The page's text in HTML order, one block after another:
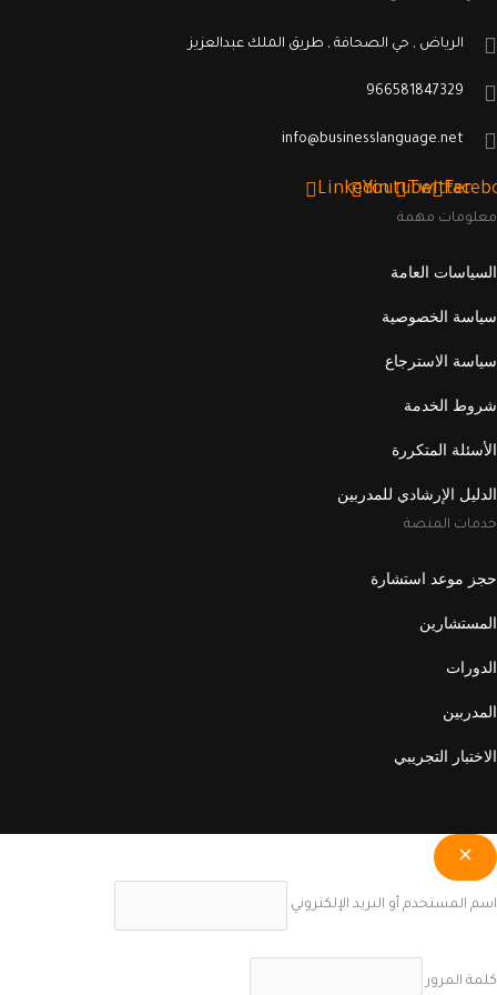
الرياض , حي الصحافة , طريق الملك عبدالعزيز
966581847329
info@businesslanguage.net
Twitter
Youtube
Linkedin
معلومات مهمة
السياسات العامة
سياسة الخصوصية
سياسة الاسترجاع
شروط الخدمة
الأسئلة المتكررة
الدليل الإرشادي للمدربين
خدمات المنصة
حجز موعد استشارة
المستشارين
الدورات
المدربين
الاختبار التجريبي
اسم المستخدم أو البريد الإلكتروني
كلمة المرور